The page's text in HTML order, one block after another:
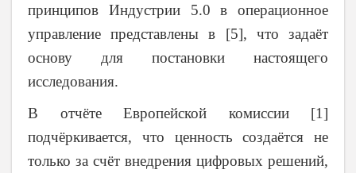
принципов Индустрии 5.0 в операционное
управление представлены в [5], что задаёт
основу для постановки настоящего
исследования.
В отчёте Европейской комиссии [1]
подчёркивается, что ценность создаётся не
только за счёт внедрения цифровых решений,